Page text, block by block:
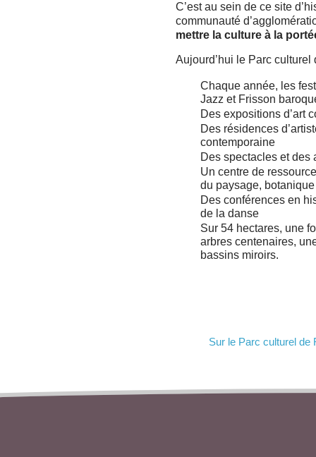
C’est au sein de ce site
communauté
mettre la culture à la
Aujourd’hui le Parc
Chaque année, les
Jazz et Frisson
Des expositions d’art
Des résidences
contemporaine
Des spectacles et des
Un centre de
du paysage,
Des conférences en
de la danse
Sur 54 hectares, une
arbres centenaires,
bassins miroirs.
Sur le Parc culturel de